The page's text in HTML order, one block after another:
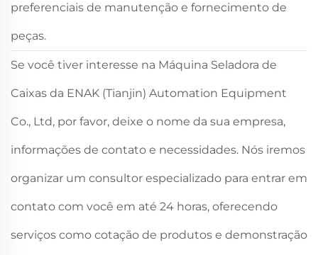
preferenciais de manutenção e fornecimento de
peças.
Se você tiver interesse na Máquina Seladora de
Caixas da ENAK (Tianjin) Automation Equipment
Co., Ltd, por favor, deixe o nome da sua empresa,
informações de contato e necessidades. Nós iremos
organizar um consultor especializado para entrar em
contato com você em até 24 horas, oferecendo
serviços como cotação de produtos e demonstração